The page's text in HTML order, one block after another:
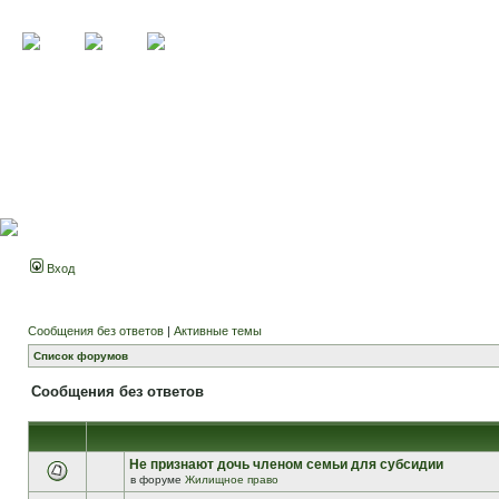
Вход
Сообщения без ответов | Активные темы
Список форумов
Сообщения без ответов
Не признают дочь членом семьи для субсидии
в форуме Жилищное право